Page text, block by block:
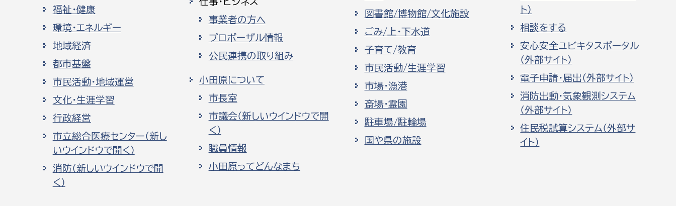
福祉・健康
環境・エネルギー
地域経済
都市基盤
市民活動・地域運営
文化・生涯学習
行政経営
市立総合医療センター（新し
いウインドウで開く）
消防（新しいウインドウで開
く）
事業者の方へ
プロポーザル情報
公民連携の取り組み
小田原について
市長室
市議会（新しいウインドウで開
く）
職員情報
小田原ってどんなまち
図書館/博物館/文化施設
ごみ/上・下水道
子育て/教育
市民活動/生涯学習
市場・漁港
斎場・霊園
駐車場/駐輪場
国や県の施設
ト）
相談をする
安心安全ユビキタスポータル
（外部サイト）
電子申請・届出（外部サイト）
消防出動・気象観測システム
（外部サイト）
住民税試算システム（外部サ
イト）